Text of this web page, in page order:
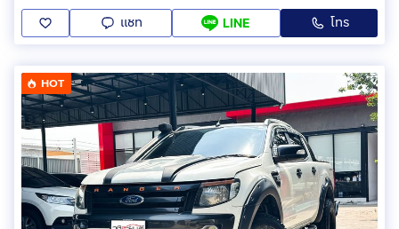
แชท LINE โทร
HOT